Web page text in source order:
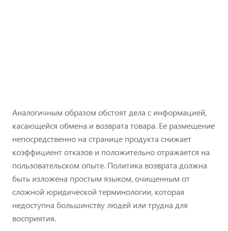
Аналогичным образом обстоят дела с информацией,
касающейся обмена и возврата товара. Ее размещение
непосредственно на странице продукта снижает
коэффициент отказов и положительно отражается на
пользовательском опыте. Политика возврата должна
быть изложена простым языком, очищенным от
сложной юридической терминологии, которая
недоступна большинству людей или трудна для
восприятия.